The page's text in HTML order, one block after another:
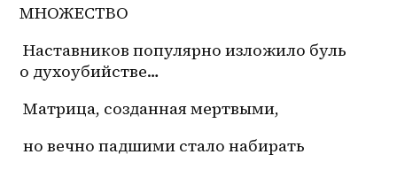
МНОЖЕСТВО
Наставников популярно изложило буль
о духоубийстве…
Матрица, созданная мертвыми,
но вечно падшими стало набирать